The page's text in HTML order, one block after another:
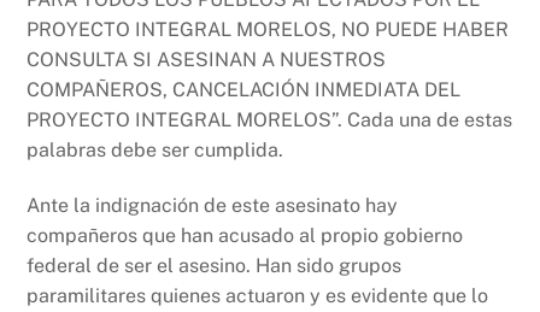
PROYECTO INTEGRAL MORELOS, NO PUEDE HABER
CONSULTA SI ASESINAN A NUESTROS
COMPAÑEROS, CANCELACIÓN INMEDIATA DEL
PROYECTO INTEGRAL MORELOS”. Cada una de estas
palabras debe ser cumplida.
Ante la indignación de este asesinato hay
compañeros que han acusado al propio gobierno
federal de ser el asesino. Han sido grupos
paramilitares quienes actuaron y es evidente que lo